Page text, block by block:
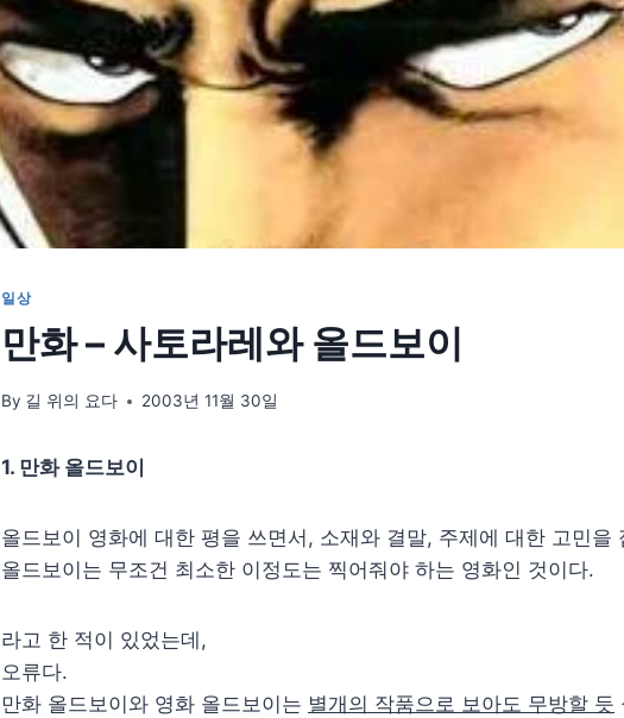
일상
만화 – 사토라레와 올드보이
By 길 위의 요다 2003년 11월 30일
1. 만화 올드보이
올드보이 영화에 대한 평을 쓰면서, 소재와 결말, 주제에 대한 고민을
올드보이는 무조건 최소한 이정도는 찍어줘야 하는 영화인 것이다.
라고 한 적이 있었는데,
오류다.
만화 올드보이와 영화 올드보이는 별개의 작품으로 보아도 무방할 듯